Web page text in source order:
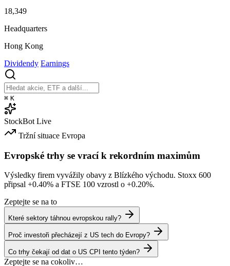
18,349
Headquarters
Hong Kong
Dividendy Earnings
⌘ K
StockBot Live
Tržní situace Evropa
Evropské trhy se vrací k rekordním maximům
Výsledky firem vyvážily obavy z Blízkého východu. Stoxx 600
připsal +0.40% a FTSE 100 vzrostl o +0.20%.
Zeptejte se na to
Které sektory táhnou evropskou rally?
Proč investoři přecházejí z US tech do Evropy?
Co trhy čekají od dat o US CPI tento týden?